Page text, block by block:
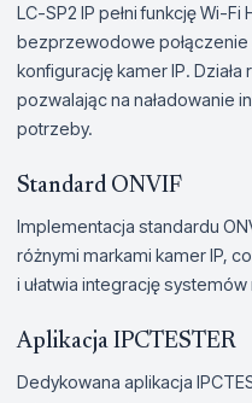
LC-SP2 IP pełni funkcję Wi-
bezprzewodowe połączenie
konfigurację kamer IP.
pozwalając na naładowanie
potrzeby.
Standard ONVIF
Implementacja standardu
różnymi markami kamer IP,
i ułatwia integrację
Aplikacja IPCTESTER
Dedykowana aplikacja